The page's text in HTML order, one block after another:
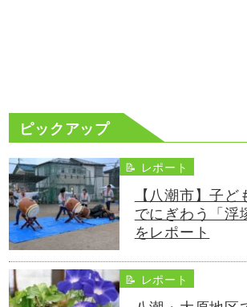
ピックアップ
📝 レポート
【八潮市】子
でにぎわう「浮
をレポート
📝 レポート